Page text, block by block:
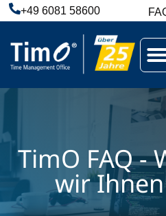
+49 6081 58600
TimO FAQ -
wir